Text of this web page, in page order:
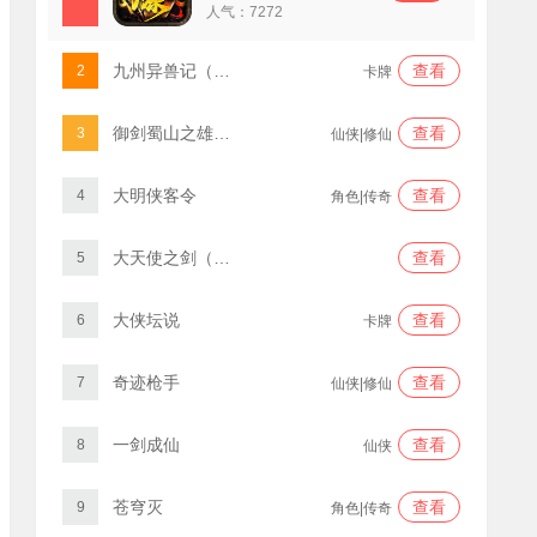
人气： 7272
2 卡牌 查看
3 仙侠|修仙 查看
4 大明侠客令 角色|传奇 查看
5 查看
6 大侠坛说 卡牌 查看
7 奇迹枪手 仙侠|修仙 查看
8 一剑成仙 仙侠 查看
9 苍穹灭 角色|传奇 查看